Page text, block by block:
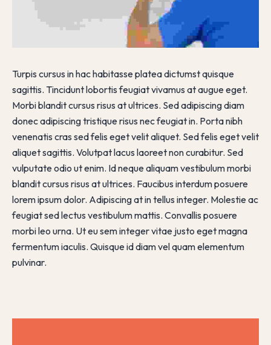
Turpis cursus in hac habitasse platea dictumst quisque
sagittis. Tincidunt lobortis feugiat vivamus at augue eget.
Morbi blandit cursus risus at ultrices. Sed adipiscing diam
donec adipiscing tristique risus nec feugiat in. Porta nibh
venenatis cras sed felis eget velit aliquet. Sed felis eget velit
aliquet sagittis. Volutpat lacus laoreet non curabitur. Sed
vulputate odio ut enim. Id neque aliquam vestibulum morbi
blandit cursus risus at ultrices. Faucibus interdum posuere
lorem ipsum dolor. Adipiscing at in tellus integer. Molestie ac
feugiat sed lectus vestibulum mattis. Convallis posuere
morbi leo urna. Ut eu sem integer vitae justo eget magna
fermentum iaculis. Quisque id diam vel quam elementum
pulvinar.